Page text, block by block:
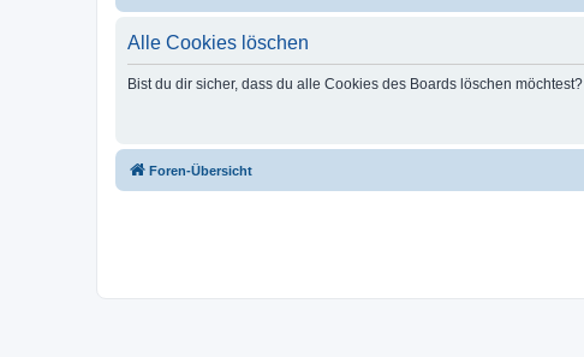
Alle Cookies löschen
Bist du dir sicher, dass du alle Cookies des Boards löschen möchtest?
Foren-Übersicht